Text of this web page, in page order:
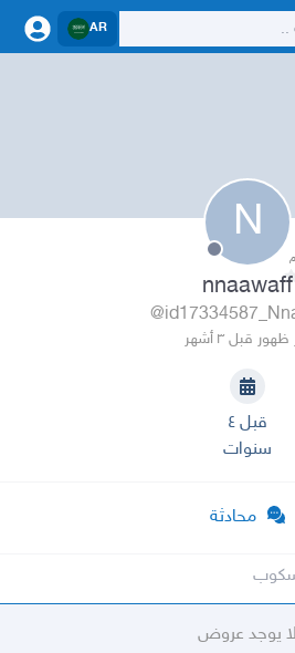
AR
N
nnaawaff
قبل ٣ أشهر
قبل ٤
سنوات
محادثة
لا يوجد عروض